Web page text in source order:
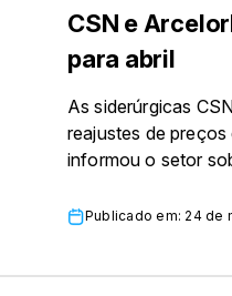
CSN e
para abril
As siderúrgicas
reajustes de
informou o setor
Publicado em: 24 de